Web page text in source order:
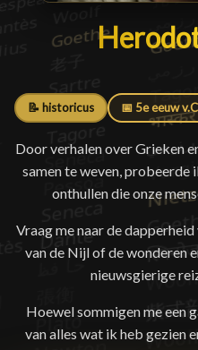
📝 historicus 📅 5e eeuw
Door verhalen over Grieken
samen te weven, probeerde
onthullen die onze
Vraag me naar de
van de Nijl of de wonderen
nieuwsgierige
Hoewel sommigen me een
van alles wat ik heb gezien